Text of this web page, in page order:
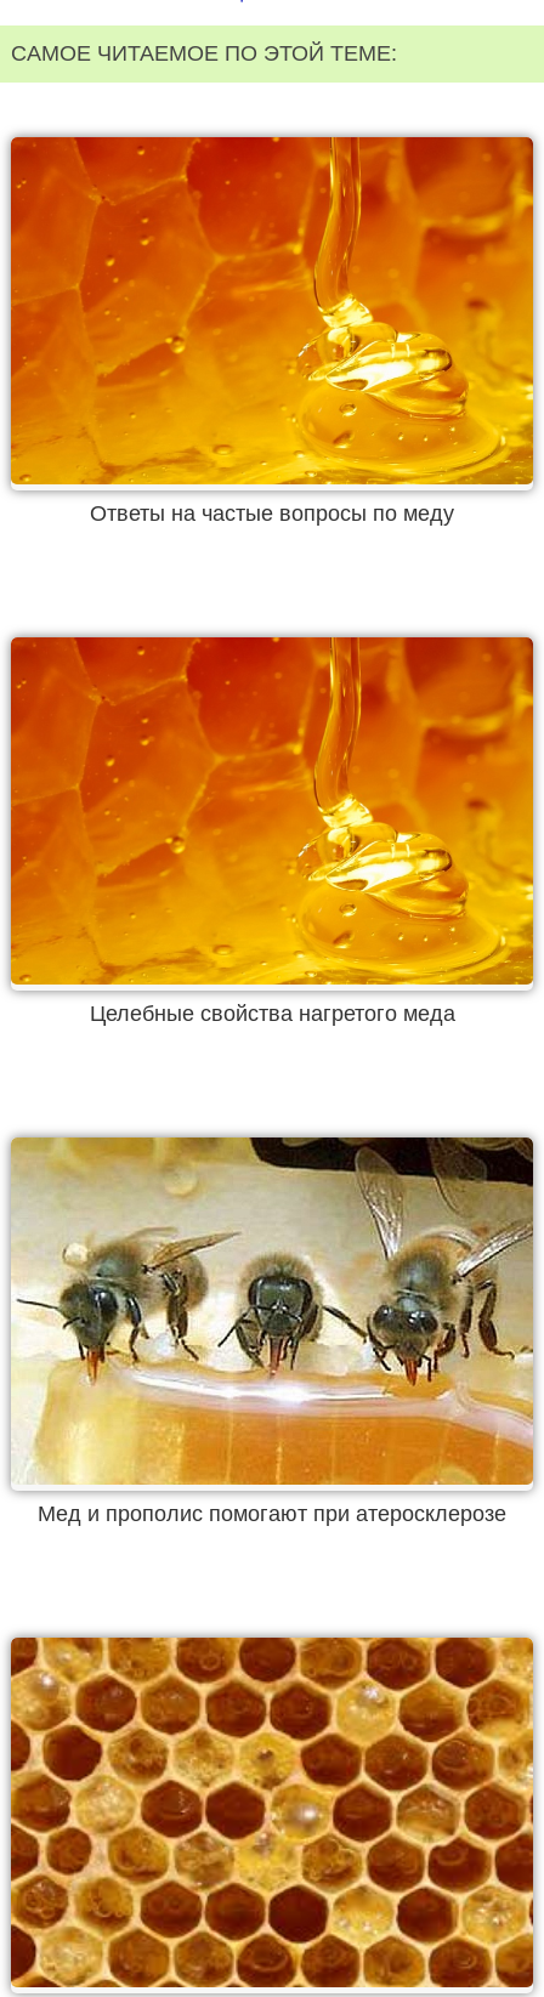
САМОЕ ЧИТАЕМОЕ ПО ЭТОЙ ТЕМЕ:
Ответы на частые вопросы по меду
Целебные свойства нагретого меда
Мед и прополис помогают при атеросклерозе